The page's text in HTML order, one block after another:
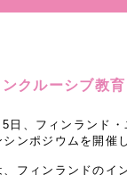
ンクルーシブ教
日、フィンランド
ンポジウムを開催
フィンランドのイ